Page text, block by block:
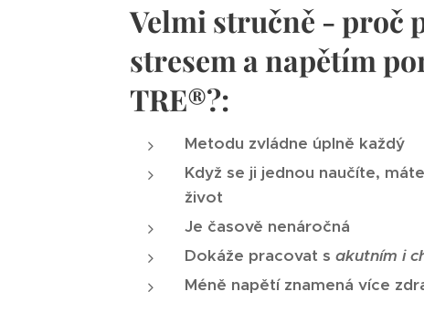
Velmi stručně - proč
stresem a napětím
TRE®?:
Metodu zvládne úplně každý
Když se ji jednou naučíte,
život
Je časově nenáročná
Dokáže pracovat s akutním i
Méně napětí znamená více